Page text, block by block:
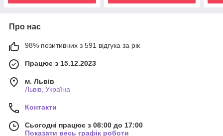
Про нас
98% позитивних з 591 відгука за рік
Працює з 15.12.2023
м. Львів
Львів, Україна
Контакти
Сьогодні працює з 08:00 до 17:00
Показати весь графік роботи